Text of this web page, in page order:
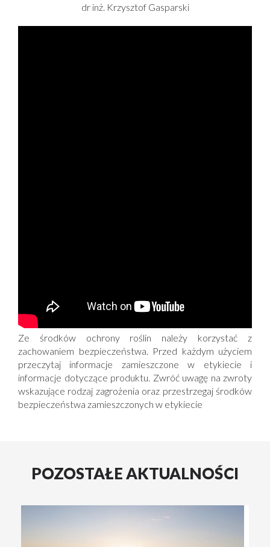
dr inż. Krzysztof Gasparski
Ze środków ochrony roślin należy korzystać z
zachowaniem bezpieczeństwa. Przed każdym użyciem
przeczytaj informacje zamieszczone w etykiecie i
informacje dotyczące produktu. Zwróć uwagę na zwroty
wskazujące rodzaj zagrożenia oraz przestrzegaj środków
bezpieczeństwa zamieszczonych w etykiecie
POZOSTAŁE AKTUALNOŚCI